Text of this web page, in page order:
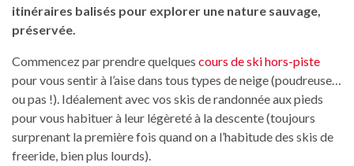
itinéraires balisés pour explorer une nature sauvage,
préservée.
Commencez par prendre quelques cours de ski hors-piste
pour vous sentir à l’aise dans tous types de neige (poudreuse…
ou pas !). Idéalement avec vos skis de randonnée aux pieds
pour vous habituer à leur légèreté à la descente (toujours
surprenant la première fois quand on a l’habitude des skis de
freeride, bien plus lourds).